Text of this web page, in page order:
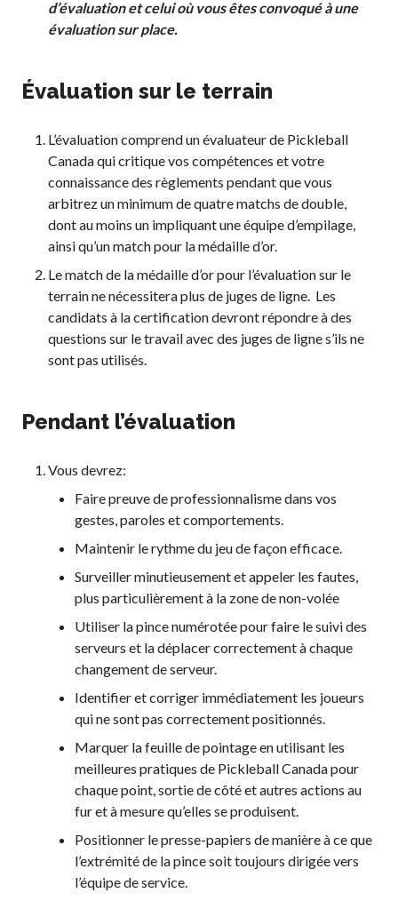
d’évaluation et celui où vous êtes convoqué à une
évaluation sur place.
Évaluation sur le terrain
L’évaluation comprend un évaluateur de Pickleball
Canada qui critique vos compétences et votre
connaissance des règlements pendant que vous
arbitrez un minimum de quatre matchs de double,
dont au moins un impliquant une équipe d’empilage,
ainsi qu’un match pour la médaille d’or.
Le match de la médaille d’or pour l’évaluation sur le
terrain ne nécessitera plus de juges de ligne. Les
candidats à la certification devront répondre à des
questions sur le travail avec des juges de ligne s’ils ne
sont pas utilisés.
Pendant l’évaluation
Vous devrez:
Faire preuve de professionnalisme dans vos
gestes, paroles et comportements.
Maintenir le rythme du jeu de façon efficace.
Surveiller minutieusement et appeler les fautes,
plus particulièrement à la zone de non-volée
Utiliser la pince numérotée pour faire le suivi des
serveurs et la déplacer correctement à chaque
changement de serveur.
Identifier et corriger immédiatement les joueurs
qui ne sont pas correctement positionnés.
Marquer la feuille de pointage en utilisant les
meilleures pratiques de Pickleball Canada pour
chaque point, sortie de côté et autres actions au
fur et à mesure qu’elles se produisent.
Positionner le presse-papiers de manière à ce que
l’extrémité de la pince soit toujours dirigée vers
l’équipe de service.